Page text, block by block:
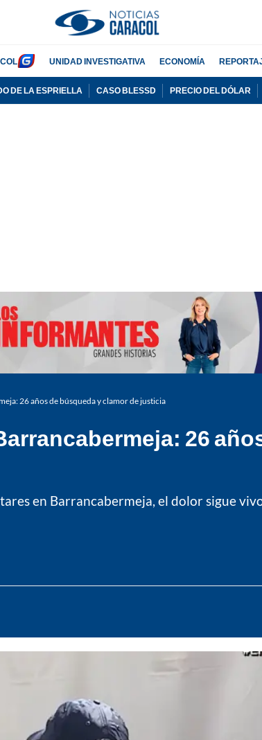
UNIDAD INVESTIGATIVA ECONOMÍA
DE LA ESPRIELLA CASO BLESSD PRECIO DEL DÓLAR
26 años de búsqueda y clamor de justicia
26
en Barrancabermeja, el dolor sigue